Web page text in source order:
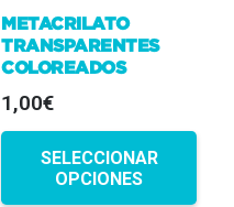
METACRILATO
TRANSPARENTES
COLOREADOS
1,00€
SELECCIONAR
OPCIONES